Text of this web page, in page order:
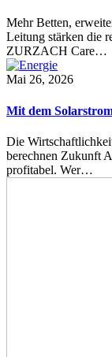
Mehr Betten,
Leitung stärken die
ZURZACH Care…
Mai 26, 2026
Mit dem
Die
berechnen Zukunft
profitabel. Wer…